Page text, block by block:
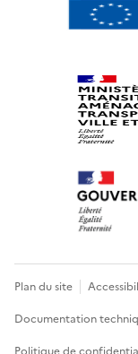
Plan du site
Documentation